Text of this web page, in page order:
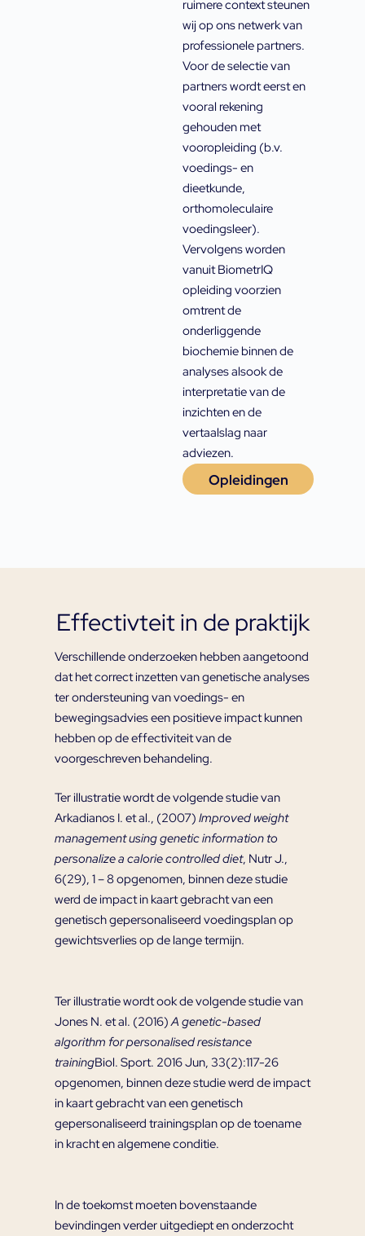
ruimere context steunen
wij op ons netwerk van
professionele partners.
Voor de selectie van
partners wordt eerst en
vooral rekening
gehouden met
vooropleiding (b.v.
voedings- en
dieetkunde,
orthomoleculaire
voedingsleer).
Vervolgens worden
vanuit BiometrIQ
opleiding voorzien
omtrent de
onderliggende
biochemie binnen de
analyses alsook de
interpretatie van de
inzichten en de
vertaalslag naar
adviezen.
Opleidingen
Effectivteit in de praktijk
Verschillende onderzoeken hebben aangetoond
dat het correct inzetten van genetische analyses
ter ondersteuning van voedings- en
bewegingsadvies een positieve impact kunnen
hebben op de effectiviteit van de
voorgeschreven behandeling.
Ter illustratie wordt de volgende studie van
Arkadianos I. et al., (2007) Improved weight
management using genetic information to
personalize a calorie controlled diet, Nutr J.,
6(29), 1 – 8 opgenomen, binnen deze studie
werd de impact in kaart gebracht van een
genetisch gepersonaliseerd voedingsplan op
gewichtsverlies op de lange termijn.
Ter illustratie wordt ook de volgende studie van
Jones N. et al. (2016)A genetic-based
algorithm for personalised resistance
trainingBiol. Sport. 2016 Jun, 33(2):117-26
opgenomen, binnen deze studie werd de impact
in kaart gebracht van een genetisch
gepersonaliseerd trainingsplan op de toename
in kracht en algemene conditie.
In de toekomst moeten bovenstaande
bevindingen verder uitgediept en onderzocht